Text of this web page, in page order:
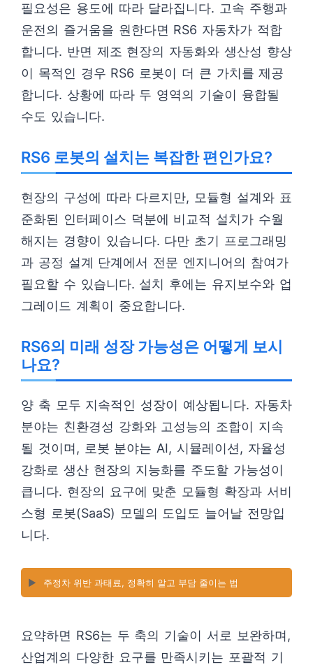
필요성은 용도에 따라 달라집니다. 고속 주행과
운전의 즐거움을 원한다면 RS6 자동차가 적합
합니다. 반면 제조 현장의 자동화와 생산성 향상
이 목적인 경우 RS6 로봇이 더 큰 가치를 제공
합니다. 상황에 따라 두 영역의 기술이 융합될
수도 있습니다.
RS6 로봇의 설치는 복잡한 편인가요?
현장의 구성에 따라 다르지만, 모듈형 설계와 표
준화된 인터페이스 덕분에 비교적 설치가 수월
해지는 경향이 있습니다. 다만 초기 프로그래밍
과 공정 설계 단계에서 전문 엔지니어의 참여가
필요할 수 있습니다. 설치 후에는 유지보수와 업
그레이드 계획이 중요합니다.
RS6의 미래 성장 가능성은 어떻게 보시
나요?
양 축 모두 지속적인 성장이 예상됩니다. 자동차
분야는 친환경성 강화와 고성능의 조합이 지속
될 것이며, 로봇 분야는 AI, 시뮬레이션, 자율성
강화로 생산 현장의 지능화를 주도할 가능성이
큽니다. 현장의 요구에 맞춘 모듈형 확장과 서비
스형 로봇(SaaS) 모델의 도입도 늘어날 전망입
니다.
▶️ 주정차 위반 과태료, 정확히 알고 부담 줄이는 법
요약하면 RS6는 두 축의 기술이 서로 보완하며,
산업계의 다양한 요구를 만족시키는 포괄적 기